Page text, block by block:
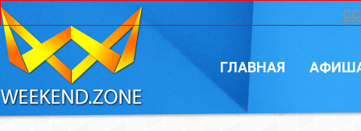
ГЛАВНАЯ